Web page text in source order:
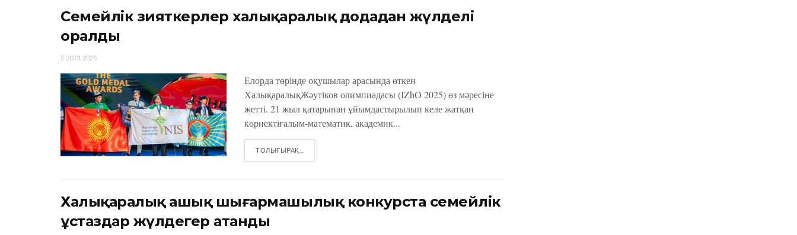
Семейлік зияткерлер халықаралық додадан жүлделі
оралды
20.01.2025
Елорда төрінде оқушылар арасында өткен
ХалықаралықЖәутіков олимпиадасы (IZhO 2025) өз мәресіне
жетті. 21 жыл қатарынан ұйымдастырылып келе жатқан
көрнектіғалым-математик, академик...
ТОЛЫҒЫРАҚ...
Халықаралық ашық шығармашылық конкурста cемейлік
ұстаздар жүлдегер атанды